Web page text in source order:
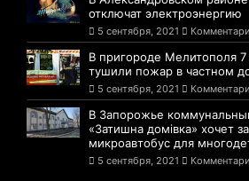
отключат электроэнергию
5 сентября, 2021
В пригороде Мелитополя 7
тушили пожар в частном
5 сентября, 2021
В Запорожье
«Затишна домівка» хочет
микроавтобус для
5 сентября, 2021